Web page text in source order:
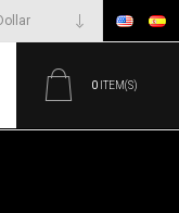
0 ITEM(S)